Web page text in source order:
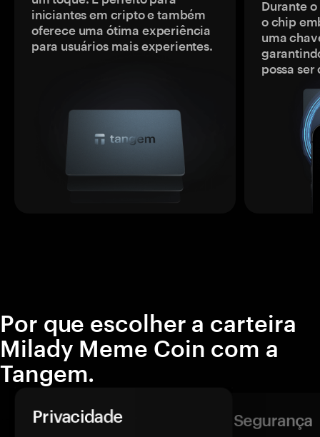
iniciantes em cripto e também
oferece uma ótima experiência
para usuários mais experientes.
Durante
o chip
uma
possa
Por que escolher a carteira
Milady Meme Coin com a
Tangem.
Privacidade Segurança